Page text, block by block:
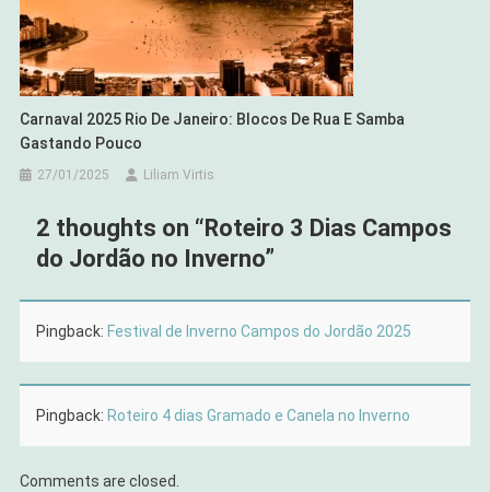
Carnaval 2025 Rio De Janeiro: Blocos De Rua E Samba
Gastando Pouco
27/01/2025 Liliam Virtis
2 thoughts on “ Roteiro 3 Dias Campos
do Jordão no Inverno”
Pingback: Festival de Inverno Campos do Jordão 2025
Pingback: Roteiro 4 dias Gramado e Canela no Inverno
Comments are closed.